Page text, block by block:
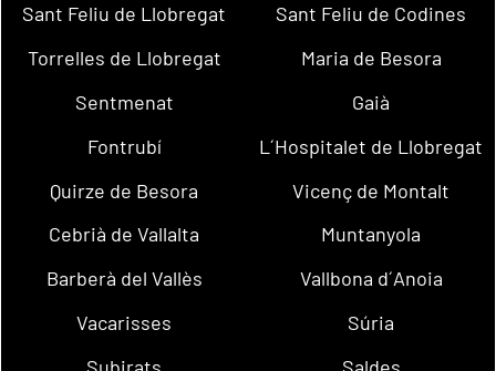
Sant Feliu de Llobregat
Sant Feliu de Codines
Torrelles de Llobregat
Maria de Besora
Sentmenat
Gaià
Fontrubí
L´Hospitalet de Llobregat
Quirze de Besora
Vicenç de Montalt
Cebrià de Vallalta
Muntanyola
Barberà del Vallès
Vallbona d´Anoia
Vacarisses
Súria